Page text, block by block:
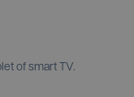
of smart TV.